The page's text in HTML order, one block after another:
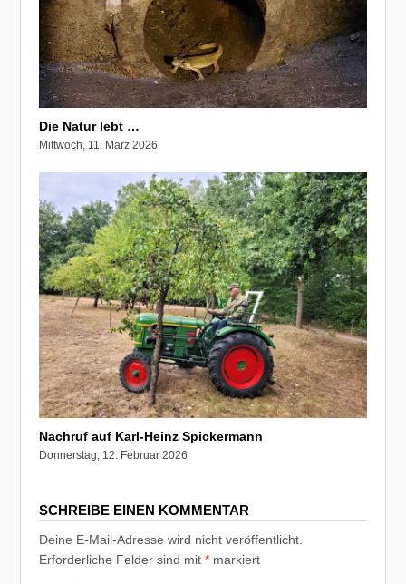
Die Natur lebt …
Mittwoch, 11. März 2026
Nachruf auf Karl-Heinz Spickermann
Donnerstag, 12. Februar 2026
SCHREIBE EINEN KOMMENTAR
Deine E-Mail-Adresse wird nicht veröffentlicht.
Erforderliche Felder sind mit* markiert